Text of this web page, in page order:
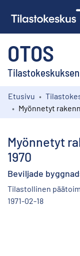
OTOS
Kokoelmat
Etusivu
Myönnetyt
1970
Beviljade
Tilastollinen
1971-02-18